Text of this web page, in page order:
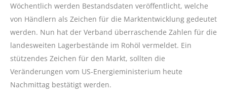
Wöchentlich werden Bestandsdaten veröffentlicht, welche
von Händlern als Zeichen für die Marktentwicklung gedeutet
werden. Nun hat der Verband überraschende Zahlen für die
landesweiten Lagerbestände im Rohöl vermeldet. Ein
stützendes Zeichen für den Markt, sollten die
Veränderungen vom US-Energieministerium heute
Nachmittag bestätigt werden.